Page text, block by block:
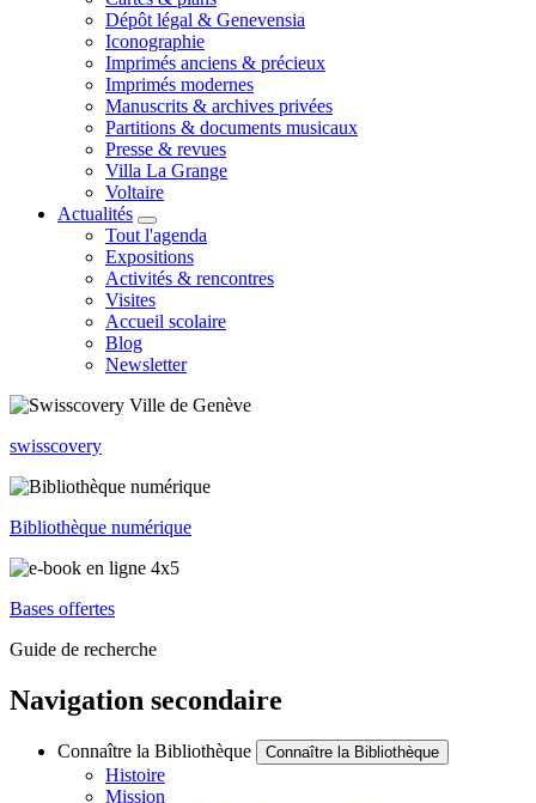
Dépôt légal & Genevensia
Iconographie
Imprimés anciens & précieux
Imprimés modernes
Manuscrits & archives privées
Partitions & documents musicaux
Presse & revues
Villa La Grange
Voltaire
Actualités
Tout l'agenda
Expositions
Activités & rencontres
Visites
Accueil scolaire
Blog
Newsletter
swisscovery
Bibliothèque numérique
Bases offertes
Guide de recherche
Navigation secondaire
Connaître la Bibliothèque Connaître la Bibliothèque
Histoire
Mission